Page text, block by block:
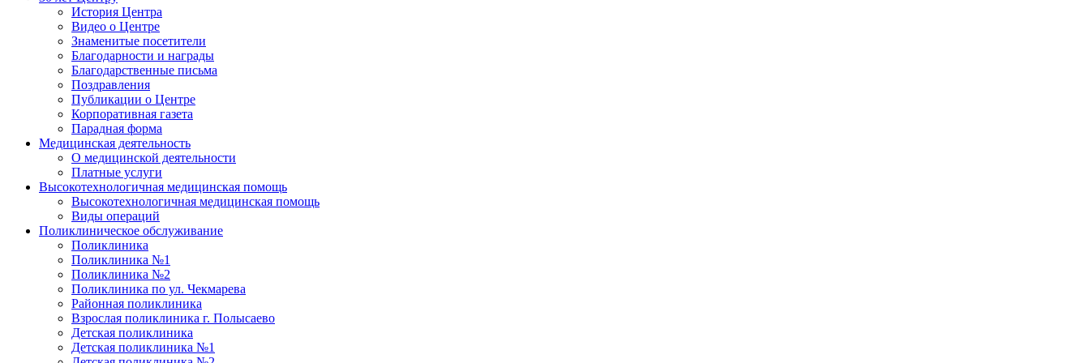
История Центра
Видео о Центре
Знаменитые посетители
Благодарности и награды
Благодарственные письма
Поздравления
Публикации о Центре
Корпоративная газета
Парадная форма
Медицинская деятельность
О медицинской деятельности
Платные услуги
Высокотехнологичная медицинская помощь
Высокотехнологичная медицинская помощь
Виды операций
Поликлиническое обслуживание
Поликлиника
Поликлиника №1
Поликлиника №2
Поликлиника по ул. Чекмарева
Районная поликлиника
Взрослая поликлиника г. Полысаево
Детская поликлиника
Детская поликлиника №1